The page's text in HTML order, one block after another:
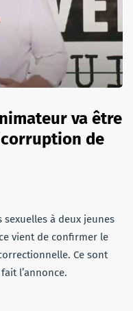
va être
de
à deux jeunes
vient de confirmer le
Ce sont
l’annonce.